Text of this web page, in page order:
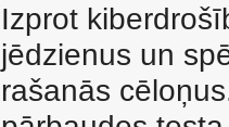
Izprot
jēdzienus un
rašanās